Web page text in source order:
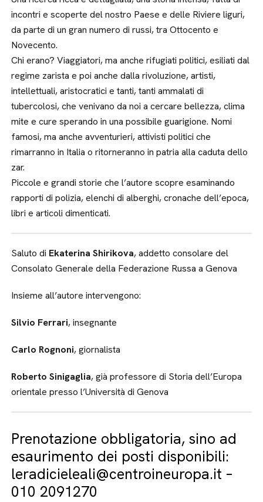
incontri e scoperte del nostro Paese e delle Riviere liguri,
da parte di un gran numero di russi, tra Ottocento e
Novecento.
Chi erano? Viaggiatori, ma anche rifugiati politici, esiliati dal
regime zarista e poi anche dalla rivoluzione, artisti,
intellettuali, aristocratici e tanti, tanti ammalati di
tubercolosi, che venivano da noi a cercare bellezza, clima
mite e cure sperando in una possibile guarigione. Nomi
famosi, ma anche avventurieri, attivisti politici che
rimarranno in Italia o ritorneranno in patria alla caduta dello
zar.
Piccole e grandi storie che l’autore scopre esaminando
rapporti di polizia, elenchi di alberghi, cronache dell’epoca,
libri e articoli dimenticati.
Saluto di Ekaterina Shirikova, addetto consolare del
Consolato Generale della Federazione Russa a Genova
Insieme all’autore intervengono:
Silvio Ferrari, insegnante
Carlo Rognoni, giornalista
Roberto Sinigaglia, già professore di Storia dell’Europa
orientale presso l’Università di Genova
Prenotazione obbligatoria, sino ad
esaurimento dei posti disponibili:
leradicieleali@centroineuropa.it –
010 2091270